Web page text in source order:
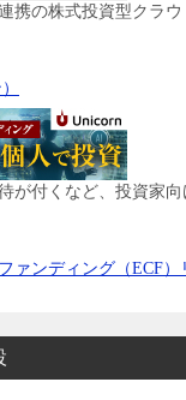
携の株式投資型クラ
が付くなど、投資家向
ァンディング（ECF）